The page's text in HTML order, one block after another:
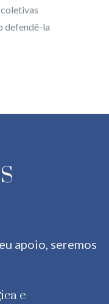
defendê-la
apoio, seremos
e